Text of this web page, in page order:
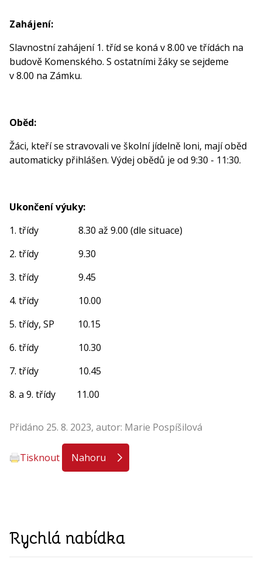
Zahájení:
Slavnostní zahájení 1. tříd se koná v 8.00 ve třídách na
budově Komenského. S ostatními žáky se sejdeme
v 8.00 na Zámku.
Oběd:
Žáci, kteří se stravovali ve školní jídelně loni, mají oběd
automaticky přihlášen. Výdej obědů je od 9:30 - 11:30.
Ukončení výuky:
1. třídy 8.30 až 9.00 (dle situace)
2. třídy 9.30
3. třídy 9.45
4. třídy 10.00
5. třídy, SP 10.15
6. třídy 10.30
7. třídy 10.45
8. a 9. třídy 11.00
Přidáno 25. 8. 2023, autor: Marie Pospíšilová
Tisknout Nahoru
Rychlá nabídka